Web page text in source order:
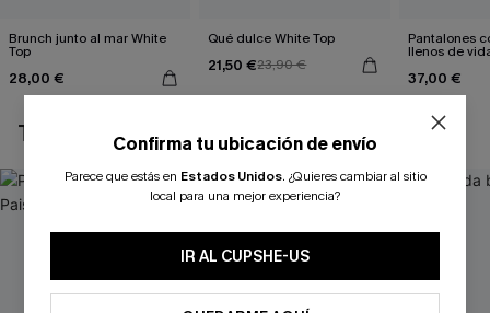
Brunch junto al mar White
Top
28,00 €
Qué dulce White Top
21,50 €23,90 €
Pantalones
llenos de
37,00 €
TAMBIÉN TE PUEDE GUSTAR
Confirma tu ubicación de envío
Parece que estás en Estados Unidos. ¿Quieres cambiar al sitio
local para una mejor experiencia?
IR AL CUPSHE-US